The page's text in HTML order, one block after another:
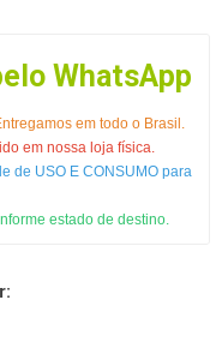
WhatsApp
em todo o Brasil.
em nossa loja física.
de USO E CONSUMO para
estado de destino.